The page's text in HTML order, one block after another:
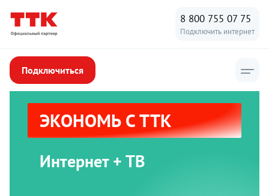
8 800 755 07 75
Подключить интернет
Подключиться
ЭКОНОМЬ С ТТК
Интернет + ТВ